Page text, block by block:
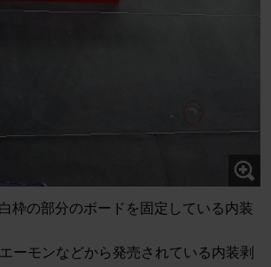
枠の部分のボードを固定している内装
ーモンなどから発売されている内装剥